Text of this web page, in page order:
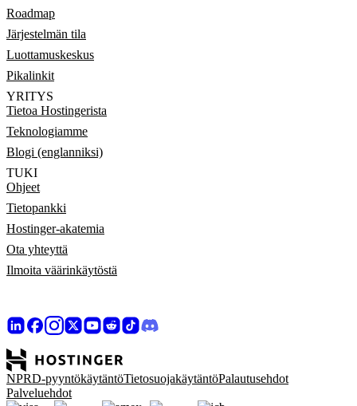
Roadmap
Järjestelmän tila
Luottamuskeskus
Pikalinkit
YRITYS
Tietoa Hostingerista
Teknologiamme
Blogi (englanniksi)
TUKI
Ohjeet
Tietopankki
Hostinger-akatemia
Ota yhteyttä
Ilmoita väärinkäytöstä
NPRD-pyyntökäytäntöTietosuojakäytäntöPalautusehdot
Palveluehdot